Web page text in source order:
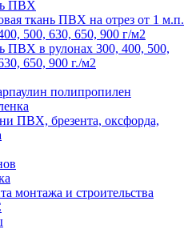
ПВХ
ткань ПВХ на отрез от 1 м.п.
500, 630, 650, 900 г/м2
ПВХ в рулонах 300, 400, 500,
650, 900 г./м2
полипропилен
ПВХ, брезента, оксфорда,
монтажа и строительства